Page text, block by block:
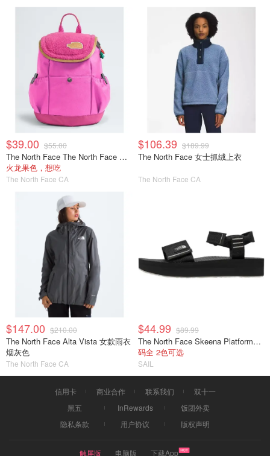
$39.00 $55.00
The North Face The North Face Mini Explorer 儿童背包
火龙果色，想吃
The North Face CA
$106.39 $189.99
The North Face 女士抓绒上衣
The North Face CA
$147.00 $210.00
The North Face Alta Vista 女款雨衣
烟灰色
The North Face CA
$44.99 $89.99
The North Face Skeena Platforms 女士凉鞋
码全 2色可选
SAIL
信用卡 商业合作 联系我们
双十一
黑五
InRewards
饭团外卖
隐私条款
用户协议 版权声明
触屏版 电脑版 下载App